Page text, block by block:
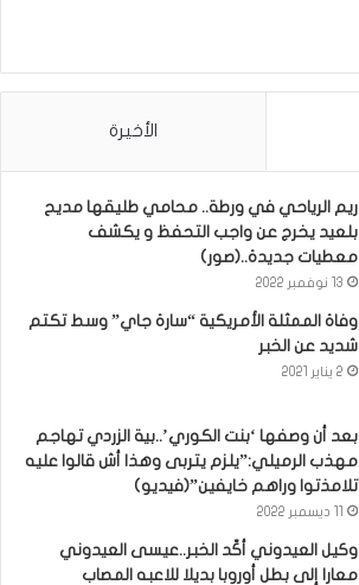
الأخيرة
ريم الرياحي في ورطة.. محامي طليقها مديح
بلعيد يخرج عن واجب التحفظ و يكشف
معطيات جديدة..(صور)
13 نوفمبر 2022
وفاة الممثلة الأمريكية “سارة جاي” وسط تكتم
شديد عن الخبر
2 يناير 2021
بعد أن وصفها ‘بنت الكوري’..بية الزردي تهاجم
مهذب الرميلي:”يلزم يتربى وهذا أش قالوا عليه
تلامذتوا وراهم خايفين”(فيديو)
وكيل العيدوني أكّد الخبر..عيسى العيدوني
معارا إلى بطل أوروبا بديلا للاعبه المصاب